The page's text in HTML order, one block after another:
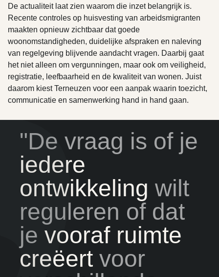
De actualiteit laat zien waarom die inzet belangrijk is.
Recente controles op huisvesting van arbeidsmigranten
maakten opnieuw zichtbaar dat goede
woonomstandigheden, duidelijke afspraken en naleving
van regelgeving blijvende aandacht vragen. Daarbij gaat
het niet alleen om vergunningen, maar ook om veiligheid,
registratie, leefbaarheid en de kwaliteit van wonen. Juist
daarom kiest Terneuzen voor een aanpak waarin toezicht,
communicatie en samenwerking hand in hand gaan.
"De vraag is of je
iedere
ontwikkeling wilt
reguleren of dat
je vooraf ruimte
creëert voor